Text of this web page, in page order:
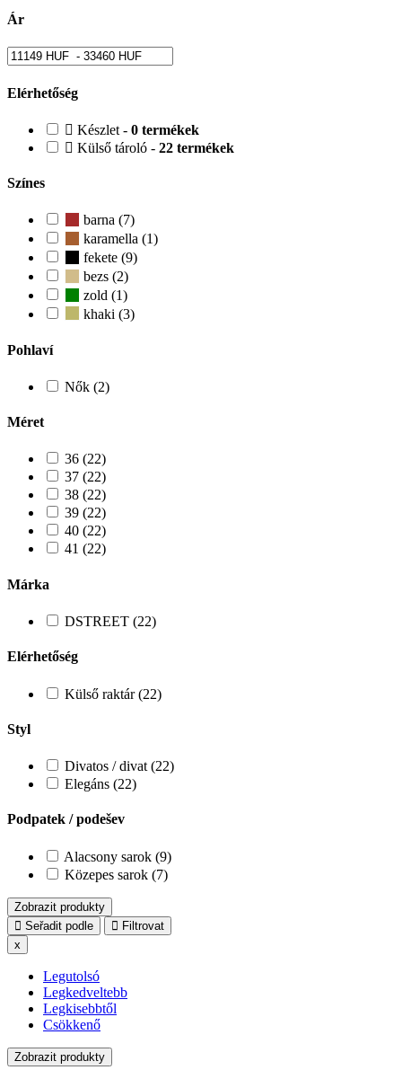
Ár
Elérhetőség
Készlet - 0 termékek
Külső tároló - 22 termékek
Színes
barna (7)
karamella (1)
fekete (9)
bezs (2)
zold (1)
khaki (3)
Pohlaví
Nők (2)
Méret
36 (22)
37 (22)
38 (22)
39 (22)
40 (22)
41 (22)
Márka
DSTREET (22)
Elérhetőség
Külső raktár (22)
Styl
Divatos / divat (22)
Elegáns (22)
Podpatek / podešev
Alacsony sarok (9)
Közepes sarok (7)
Zobrazit produkty
Seřadit podle
Filtrovat
x
Legutolsó
Legkedveltebb
Legkisebbtől
Csökkenő
Zobrazit produkty